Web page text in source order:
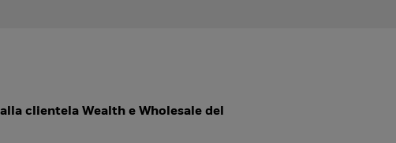
alla clientela Wealth e Wholesale del